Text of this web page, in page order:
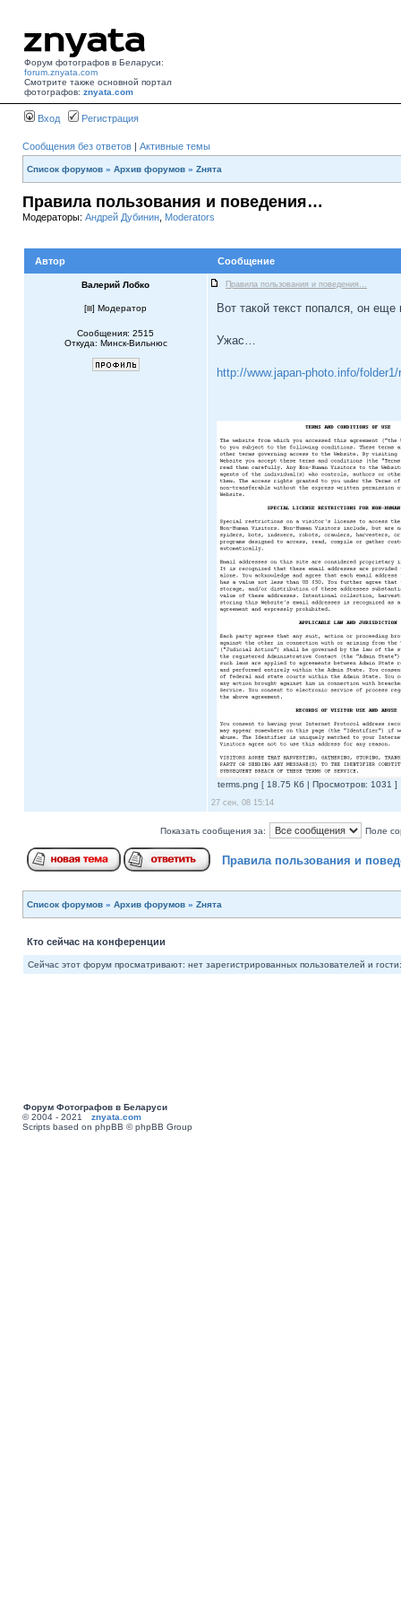
Форум фотографов в Беларуси:
forum.znyata.com
Смотрите также основной портал
фотографов: znyata.com
Вход Регистрация
Сообщения без ответов | Активные темы
Список форумов » Архив форумов » Zнята
Правила пользования и поведения…
Модераторы: Андрей Дубинин Moderators
Автор Сообщение
Валерий Лобко Правила пользования и поведения…
[ ] Модератор
Сообщения: 2515
Откуда: Минск-Вильнюс
Вот такой текст попался, он
Ужас…
http://www.japan-photo.info/
terms.png [ 18.75 Кб | Просмотров: 1031 ]
27 сен, 08 15:14
Показать сообщения за: Поле
Правила пользования и
Список форумов » Архив форумов » Zнята
Кто сейчас на конференции
Сейчас этот форум просматривают: нет зарегистрированных пользователей и
Форум Фотографов в Беларуси
© 2004 - 2021 znyata.com
Scripts based on phpBB © phpBB Group